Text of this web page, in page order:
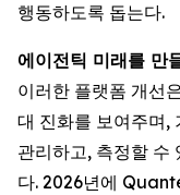
행동하도록 돕는다.
에이전틱 미래를 만
이러한 플랫폼 개선
대 진화를 보여주며,
관리하고, 측정할 수
다. 2026년에